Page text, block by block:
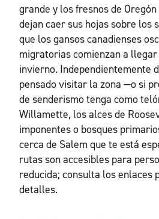
grande y los fresnos de
dejan caer sus hojas sobre los
que los gansos canadienses
migratorias comienzan a
invierno. Independientemente
pensado visitar la zona —o si
de senderismo tenga como
Willamette, los alces de
imponentes o bosques
cerca de Salem que te está
rutas son accesibles para
reducida; consulta los enlaces
detalles.